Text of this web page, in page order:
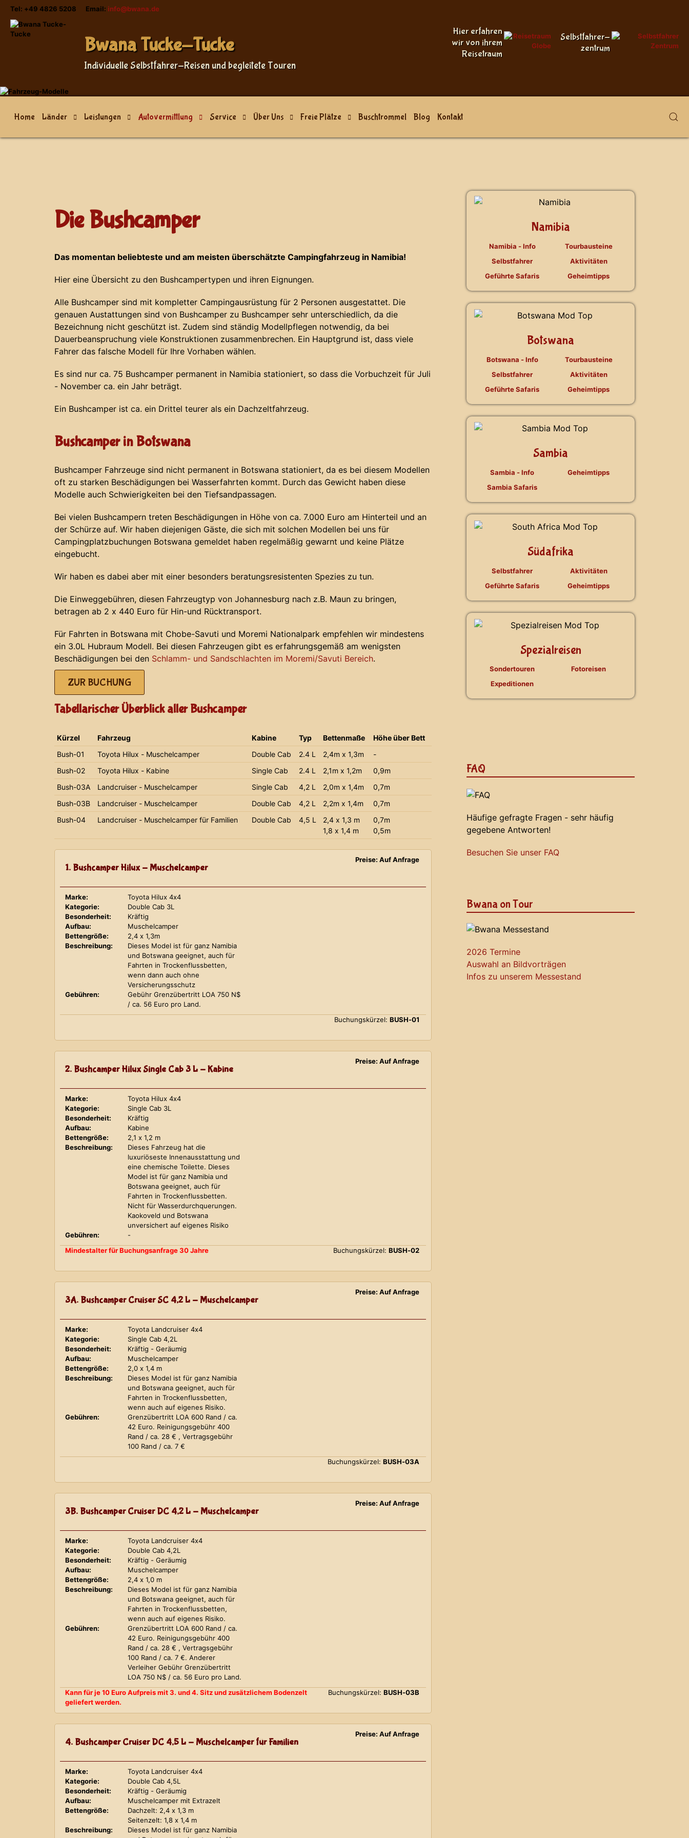
Tel: +49 4826 5208 Email: info@bwana.de
Bwana Tucke-Tucke
Individuelle Selbstfahrer-Reisen und begleitete Touren
Hier erfahren
wir von ihrem
Reisetraum
Selbstfahrer-
zentrum
Home Länder Leistungen Autovermittlung Service Über Uns Freie Plätze Buschtrommel Blog Kontakt
Die Bushcamper
Das momentan beliebteste und am meisten überschätzte Campingfahrzeug in Namibia!
Hier eine Übersicht zu den Bushcampertypen und ihren Eignungen.
Alle Bushcamper sind mit kompletter Campingausrüstung für 2 Personen ausgestattet. Die
genauen Austattungen sind von Bushcamper zu Bushcamper sehr unterschiedlich, da die
Bezeichnung nicht geschützt ist. Zudem sind ständig Modellpflegen notwendig, da bei
Dauerbeanspruchung viele Konstruktionen zusammenbrechen. Ein Hauptgrund ist, dass viele
Fahrer das falsche Modell für Ihre Vorhaben wählen.
Es sind nur ca. 75 Bushcamper permanent in Namibia stationiert, so dass die Vorbuchzeit für Juli
- November ca. ein Jahr beträgt.
Ein Bushcamper ist ca. ein Drittel teurer als ein Dachzeltfahrzeug.
Bushcamper in Botswana
Bushcamper Fahrzeuge sind nicht permanent in Botswana stationiert, da es bei diesem Modellen
oft zu starken Beschädigungen bei Wasserfahrten kommt. Durch das Gewicht haben diese
Modelle auch Schwierigkeiten bei den Tiefsandpassagen.
Bei vielen Bushcampern treten Beschädigungen in Höhe von ca. 7.000 Euro am Hinterteil und an
der Schürze auf. Wir haben diejenigen Gäste, die sich mit solchen Modellen bei uns für
Campingplatzbuchungen Botswana gemeldet haben regelmäßig gewarnt und keine Plätze
eingebucht.
Wir haben es dabei aber mit einer besonders beratungsresistenten Spezies zu tun.
Die Einweggebühren, diesen Fahrzeugtyp von Johannesburg nach z.B. Maun zu bringen,
betragen ab 2 x 440 Euro für Hin-und Rücktransport.
Für Fahrten in Botswana mit Chobe-Savuti und Moremi Nationalpark empfehlen wir mindestens
ein 3.0L Hubraum Modell. Bei diesen Fahrzeugen gibt es erfahrungsgemäß am wenigsten
Beschädigungen bei den Schlamm- und Sandschlachten im Moremi/Savuti Bereich.
ZUR BUCHUNG
Tabellarischer Überblick aller Bushcamper
Kürzel Fahrzeug Kabine Typ Bettenmaße
Höhe über Bett
Bush-01
Toyota Hilux - Muschelcamper Double Cab 2.4 L 2,4m x 1,3m
-
Bush-02
Toyota Hilux - Kabine Single Cab 2.4 L 2,1m x 1,2m
0,9m
Bush-03A
Landcruiser - Muschelcamper Single Cab 4,2 L 2,0m x 1,4m
0,7m
Bush-03B
Landcruiser - Muschelcamper Double Cab 4,2 L 2,2m x 1,4m
0,7m
Bush-04
Landcruiser - Muschelcamper für Familien Double Cab 4,5 L
2,4 x 1,3 m
1,8 x 1,4 m
0,7m
0,5m
1. Bushcamper Hilux - Muschelcamper
Preise: Auf Anfrage
Marke:
Toyota Hilux 4x4
Kategorie:
Double Cab 3L
Besonderheit:
Kräftig
Aufbau:
Muschelcamper
Bettengröße:
2,4 x 1,3m
Beschreibung:
Dieses Model ist für ganz Namibia
und Botswana geeignet, auch für
Fahrten in Trockenflussbetten,
wenn dann auch ohne
Versicherungsschutz
Gebühren:
Gebühr Grenzübertritt LOA 750 N$
/ ca. 56 Euro pro Land.
Buchungskürzel: BUSH-01
2. Bushcamper Hilux Single Cab 3 L - Kabine
Preise: Auf Anfrage
Marke:
Toyota Hilux 4x4
Kategorie:
Single Cab 3L
Besonderheit:
Kräftig
Aufbau:
Kabine
Bettengröße:
2,1 x 1,2 m
Beschreibung:
Dieses Fahrzeug hat die
luxuriöseste Innenausstattung und
eine chemische Toilette. Dieses
Model ist für ganz Namibia und
Botswana geeignet, auch für
Fahrten in Trockenflussbetten.
Nicht für Wasserdurchquerungen.
Kaokoveld und Botswana
unversichert auf eigenes Risiko
Gebühren:
-
Mindestalter für Buchungsanfrage 30 Jahre
Buchungskürzel: BUSH-02
3A. Bushcamper Cruiser SC 4,2 L - Muschelcamper
Preise: Auf Anfrage
Marke:
Toyota Landcruiser 4x4
Kategorie:
Single Cab 4,2L
Besonderheit:
Kräftig - Geräumig
Aufbau:
Muschelcamper
Bettengröße:
2,0 x 1,4 m
Beschreibung:
Dieses Model ist für ganz Namibia
und Botswana geeignet, auch für
Fahrten in Trockenflussbetten,
wenn auch auf eigenes Risiko.
Gebühren:
Grenzübertritt LOA 600 Rand / ca.
42 Euro. Reinigungsgebühr 400
Rand / ca. 28 € , Vertragsgebühr
100 Rand / ca. 7 €
Buchungskürzel: BUSH-03A
3B. Bushcamper Cruiser DC 4,2 L - Muschelcamper
Preise: Auf Anfrage
Marke:
Toyota Landcruiser 4x4
Kategorie:
Double Cab 4,2L
Besonderheit:
Kräftig - Geräumig
Aufbau:
Muschelcamper
Bettengröße:
2,4 x 1,0 m
Beschreibung:
Dieses Model ist für ganz Namibia
und Botswana geeignet, auch für
Fahrten in Trockenflussbetten,
wenn auch auf eigenes Risiko.
Gebühren:
Grenzübertritt LOA 600 Rand / ca.
42 Euro. Reinigungsgebühr 400
Rand / ca. 28 € , Vertragsgebühr
100 Rand / ca. 7 €. Anderer
Verleiher Gebühr Grenzübertritt
LOA 750 N$ / ca. 56 Euro pro Land.
Kann für je 10 Euro Aufpreis mit 3. und 4. Sitz und zusätzlichem Bodenzelt
geliefert werden.
Buchungskürzel: BUSH-03B
4. Bushcamper Cruiser DC 4,5 L - Muschelcamper für Familien
Preise: Auf Anfrage
Marke:
Toyota Landcruiser 4x4
Kategorie:
Double Cab 4,5L
Besonderheit:
Kräftig - Geräumig
Aufbau:
Muschelcamper mit Extrazelt
Bettengröße:
Dachzelt: 2,4 x 1,3 m
Seitenzelt: 1,8 x 1,4 m
Beschreibung:
Dieses Model ist für ganz Namibia
Namibia
Namibia - Info
Selbstfahrer
Geführte Safaris
Tourbausteine
Aktivitäten
Geheimtipps
Botswana
Botswana - Info
Selbstfahrer
Geführte Safaris
Tourbausteine
Aktivitäten
Geheimtipps
Sambia
Sambia - Info
Sambia Safaris
Geheimtipps
Südafrika
Selbstfahrer
Geführte Safaris
Aktivitäten
Geheimtipps
Spezialreisen
Sondertouren
Expeditionen
Fotoreisen
FAQ
Häufige gefragte Fragen - sehr häufig
gegebene Antworten!
Besuchen Sie unser FAQ
Bwana on Tour
2026 Termine
Auswahl an Bildvorträgen
Infos zu unserem Messestand